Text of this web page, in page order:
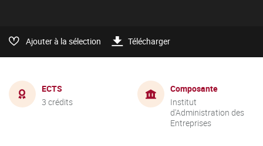
Ajouter à la sélection Télécharger
ECTS
3 crédits
Composante
Institut
d'Administration des
Entreprises